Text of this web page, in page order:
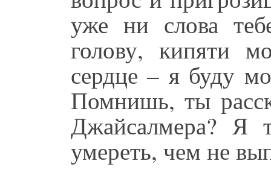
уже ни слова
голову, кипяти
сердце – я буду
Помнишь, ты
Джайсалмера? Я
умереть, чем не